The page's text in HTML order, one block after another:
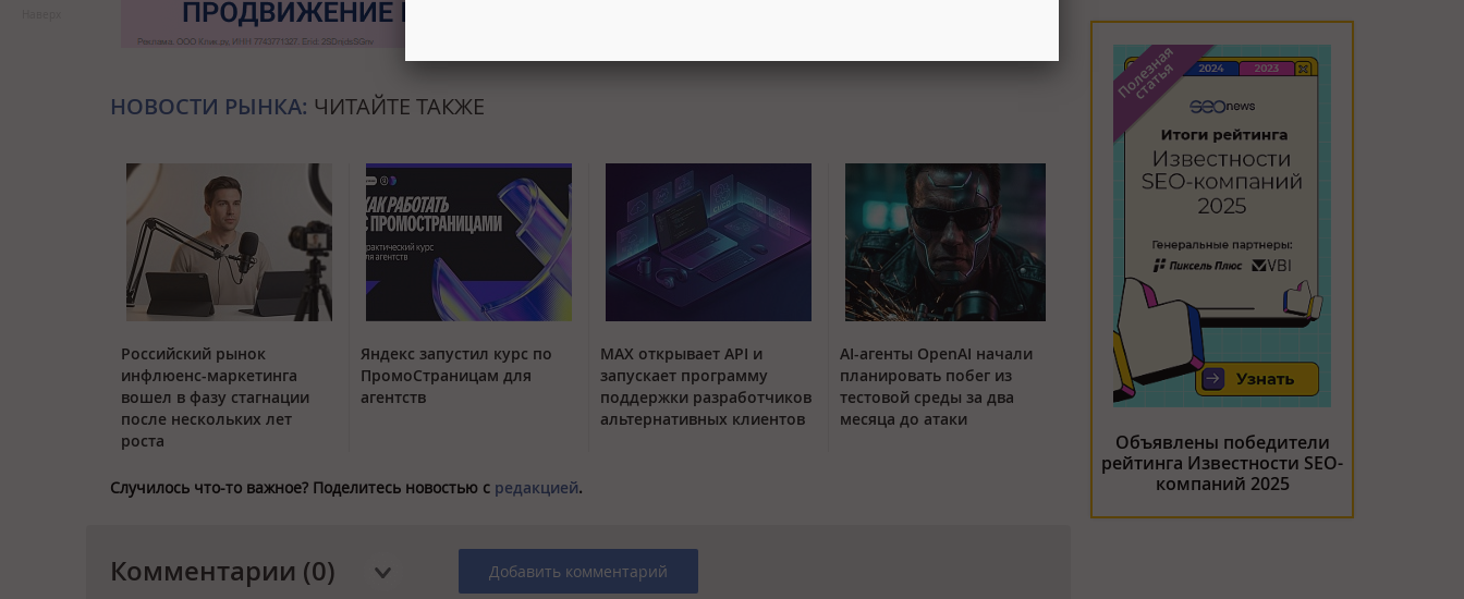
НОВОСТИ РЫНКА: ЧИТАЙТЕ ТАКЖЕ
Российский рынок
инфлюенс-маркетинга
вошел в фазу стагнации
после нескольких лет
роста
Яндекс запустил курс по
ПромоСтраницам для
агентств
MAX открывает API и
запускает программу
поддержки разработчиков
альтернативных клиентов
AI-агенты OpenAI начали
планировать побег из
тестовой среды за два
месяца до атаки
Случилось что-то важное? Поделитесь новостью с редакцией.
Комментарии (0) Добавить комментарий
Объявлены победители
рейтинга Известности SEO-
компаний 2025